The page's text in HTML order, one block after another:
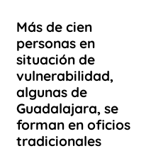
Más de cien
personas en
situación de
vulnerabilidad,
algunas de
Guadalajara, se
forman en oficios
tradicionales